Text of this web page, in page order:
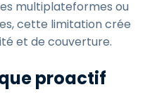
multiplateformes ou
cette limitation crée
et de couverture.
proactif